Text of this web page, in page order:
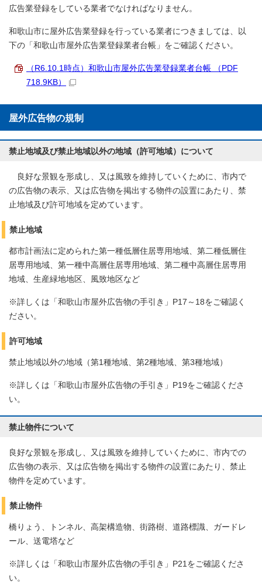
広告業登録をしている業者でなければなりません。
和歌山市に屋外広告業登録を行っている業者につきましては、以
下の「和歌山市屋外広告業登録業者台帳」をご確認ください。
（R6.10.1時点）和歌山市屋外広告業登録業者台帳 （PDF
718.9KB）
屋外広告物の規制
禁止地域及び禁止地域以外の地域（許可地域）について
良好な景観を形成し、又は風致を維持していくために、市内で
の広告物の表示、又は広告物を掲出する物件の設置にあたり、禁
止地域及び許可地域を定めています。
禁止地域
都市計画法に定められた第一種低層住居専用地域、第二種低層住
居専用地域、第一種中高層住居専用地域、第二種中高層住居専用
地域、生産緑地地区、風致地区など
※詳しくは「和歌山市屋外広告物の手引き」P17～18をご確認く
ださい。
許可地域
禁止地域以外の地域（第1種地域、第2種地域、第3種地域）
※詳しくは「和歌山市屋外広告物の手引き」P19をご確認くださ
い。
禁止物件について
良好な景観を形成し、又は風致を維持していくために、市内での
広告物の表示、又は広告物を掲出する物件の設置にあたり、禁止
物件を定めています。
禁止物件
橋りょう、トンネル、高架構造物、街路樹、道路標識、ガードレ
ール、送電塔など
※詳しくは「和歌山市屋外広告物の手引き」P21をご確認くださ
い。